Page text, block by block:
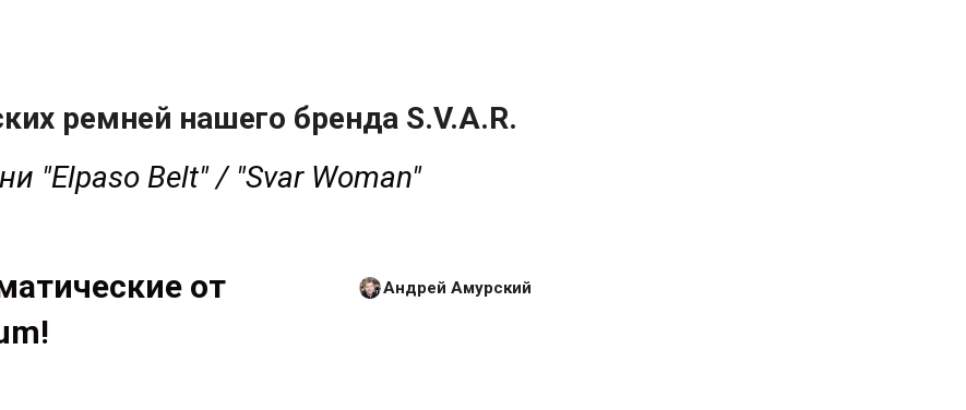
ремней нашего бренда S.V.A.R.
"Elpaso Belt" / "Svar Woman"
от
Андрей Амурский